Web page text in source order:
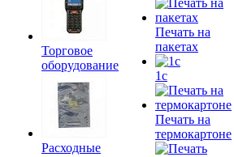
Торговое
оборудование
Расходные
Печать на
пакетах
1c
Печать на
термокартоне